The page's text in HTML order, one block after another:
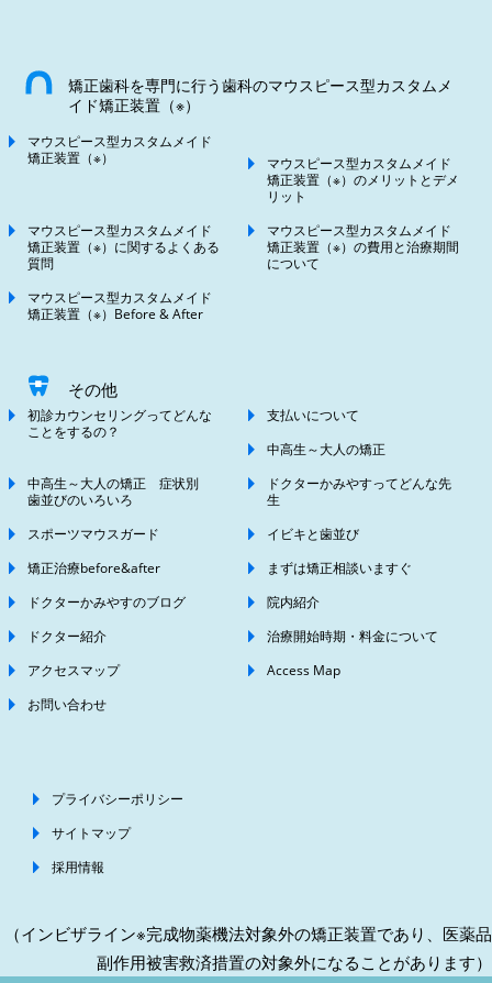
矯正歯科を専門に行う歯科のマウスピース型カスタムメ
イド矯正装置（※）
マウスピース型カスタムメイド
矯正装置（※）
マウスピース型カスタムメイド
矯正装置（※）のメリットとデメ
リット
マウスピース型カスタムメイド
矯正装置（※）に関するよくある
質問
マウスピース型カスタムメイド
矯正装置（※）の費用と治療期間
について
マウスピース型カスタムメイド
矯正装置（※）Before & After
その他
初診カウンセリングってどんな
ことをするの？
支払いについて
中高生～大人の矯正
中高生～大人の矯正 症状別
歯並びのいろいろ
ドクターかみやすってどんな先
生
スポーツマウスガード
イビキと歯並び
矯正治療before&after
まずは矯正相談いますぐ
ドクターかみやすのブログ
院内紹介
ドクター紹介
治療開始時期・料金について
アクセスマップ
Access Map
お問い合わせ
プライバシーポリシー
サイトマップ
採用情報
（インビザライン※完成物薬機法対象外の矯正装置であり、医薬品
副作用被害救済措置の対象外になることがあります）